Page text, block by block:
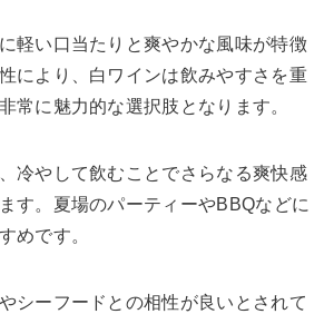
軽い口当たりと爽やかな風味が特徴
により、白ワインは飲みやすさを重
常に魅力的な選択肢となります。
冷やして飲むことでさらなる爽快感
す。夏場のパーティーやBBQなどに
めです。
シーフードとの相性が良いとされて